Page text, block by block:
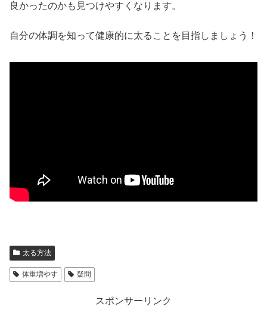
良かったのかも見つけやすくなります。
自分の体調を知って健康的に太ることを目指しましょう！
太る方法
体重増やす 疑問
スポンサーリンク